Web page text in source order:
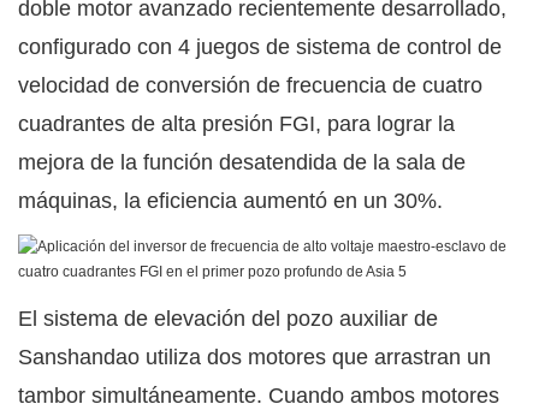
doble motor avanzado recientemente desarrollado,
configurado con 4 juegos de sistema de control de
velocidad de conversión de frecuencia de cuatro
cuadrantes de alta presión FGI, para lograr la
mejora de la función desatendida de la sala de
máquinas, la eficiencia aumentó en un 30%.
El sistema de elevación del pozo auxiliar de
Sanshandao utiliza dos motores que arrastran un
tambor simultáneamente. Cuando ambos motores